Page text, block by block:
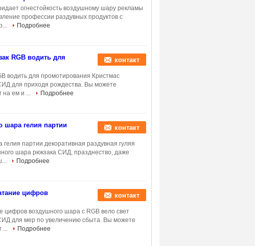
огнестойкость воздушному шару рекламы
профессии раздувных продуктов с
Подробнее
RGB водить для
контакт
водить для промотирования Кристмас
для приходя рождества. Вы можете
на ем и ...
Подробнее
шара гелия партии
контакт
партии декоративная раздувная гуляя
шара рюкзака СИД, празднество, даже
Подробнее
цифров
контакт
цифров воздушного шара с RGB вело свет
для мер по увеличению сбыта. Вы можете
...
Подробнее